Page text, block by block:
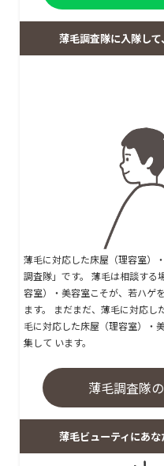
薄毛調査隊に入隊し
薄毛に対応した床屋（理容室）
調査隊」です。 薄毛は相談する
容室）・美容室こそが、若ハゲ
ます。 まだまだ、薄毛に対応
毛に対応した床屋（理容室）・
集して います。
薄毛調査隊
薄毛ビューティにあ